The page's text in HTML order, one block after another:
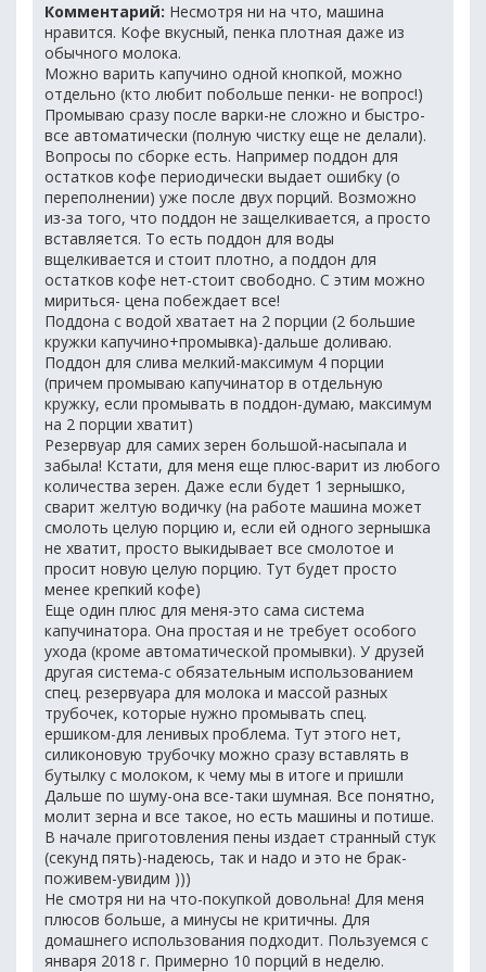
Комментарий: Несмотря ни на что, машина
нравится. Кофе вкусный, пенка плотная даже из
обычного молока.
Можно варить капучино одной кнопкой, можно
отдельно (кто любит побольше пенки- не вопрос!)
Промываю сразу после варки-не сложно и быстро-
все автоматически (полную чистку еще не делали).
Вопросы по сборке есть. Например поддон для
остатков кофе периодически выдает ошибку (о
переполнении) уже после двух порций. Возможно
из-за того, что поддон не защелкивается, а просто
вставляется. То есть поддон для воды
вщелкивается и стоит плотно, а поддон для
остатков кофе нет-стоит свободно. С этим можно
мириться- цена побеждает все!
Поддона с водой хватает на 2 порции (2 большие
кружки капучино+промывка)-дальше доливаю.
Поддон для слива мелкий-максимум 4 порции
(причем промываю капучинатор в отдельную
кружку, если промывать в поддон-думаю, максимум
на 2 порции хватит)
Резервуар для самих зерен большой-насыпала и
забыла! Кстати, для меня еще плюс-варит из любого
количества зерен. Даже если будет 1 зернышко,
сварит желтую водичку (на работе машина может
смолоть целую порцию и, если ей одного зернышка
не хватит, просто выкидывает все смолотое и
просит новую целую порцию. Тут будет просто
менее крепкий кофе)
Еще один плюс для меня-это сама система
капучинатора. Она простая и не требует особого
ухода (кроме автоматической промывки). У друзей
другая система-с обязательным использованием
спец. резервуара для молока и массой разных
трубочек, которые нужно промывать спец.
ершиком-для ленивых проблема. Тут этого нет,
силиконовую трубочку можно сразу вставлять в
бутылку с молоком, к чему мы в итоге и пришли
Дальше по шуму-она все-таки шумная. Все понятно,
молит зерна и все такое, но есть машины и потише.
В начале приготовления пены издает странный стук
(секунд пять)-надеюсь, так и надо и это не брак-
поживем-увидим )))
Не смотря ни на что-покупкой довольна! Для меня
плюсов больше, а минусы не критичны. Для
домашнего использования подходит. Пользуемся с
января 2018 г. Примерно 10 порций в неделю.